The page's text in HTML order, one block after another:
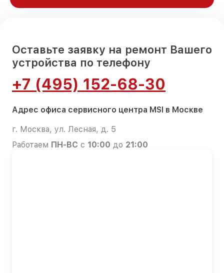
Оставьте заявку на ремонт Вашего
устройства по телефону
+7 (495) 152-68-30
Адрес офиса сервисного центра MSI в Москве
г. Москва, ул. Лесная, д. 5
Работаем ПН-ВС с 10:00 до 21:00